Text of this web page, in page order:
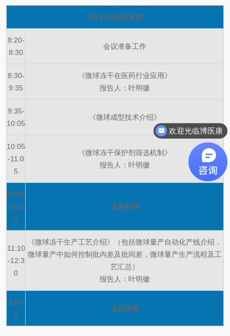
8月31日会议安排
8:20-
8:30
会议准备工作
8:30-
9:35
《微球冻干在医药行业应用》
报告人：叶明徽
9:35-
10:05
《微球成型技术介绍》
10:05
-11:0
5
《微球冻干保护剂筛选机制》
报告人：叶明徽
11:05
-11:1
0
休息时间
11:10
-12:3
0
《微球冻干生产工艺介绍》（包括微球量产自动化产线介绍，
微球量产中如何控制批内差及批间差，微球量产生产流程及工
艺汇总）
报告人：叶明徽
13:0
0
会议结束
欢迎光临博医康